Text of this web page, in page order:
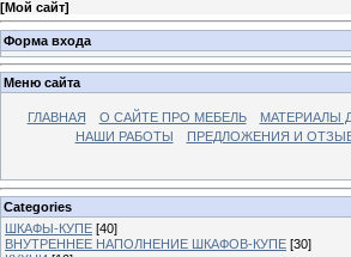
[Мой сайт]
Форма входа
Меню сайта
ГЛАВНАЯ О САЙТЕ ПРО МЕБЕЛЬ МАТЕРИАЛЫ
НАШИ РАБОТЫ
ПРЕДЛОЖЕНИЯ И
Categories
ШКАФЫ-КУПЕ [40]
ВНУТРЕННЕЕ НАПОЛНЕНИЕ ШКАФОВ-КУПЕ [30]